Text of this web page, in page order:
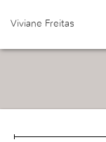
Viviane Freitas